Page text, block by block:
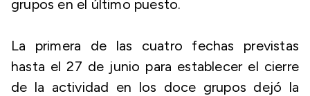
grupos en el último puesto.
La primera de las cuatro fechas previstas
hasta el 27 de junio para establecer el cierre
de la actividad en los doce grupos dejó la